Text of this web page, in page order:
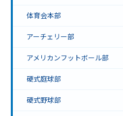
体育会本部
アーチェリー部
アメリカンフットボール部
硬式庭球部
硬式野球部